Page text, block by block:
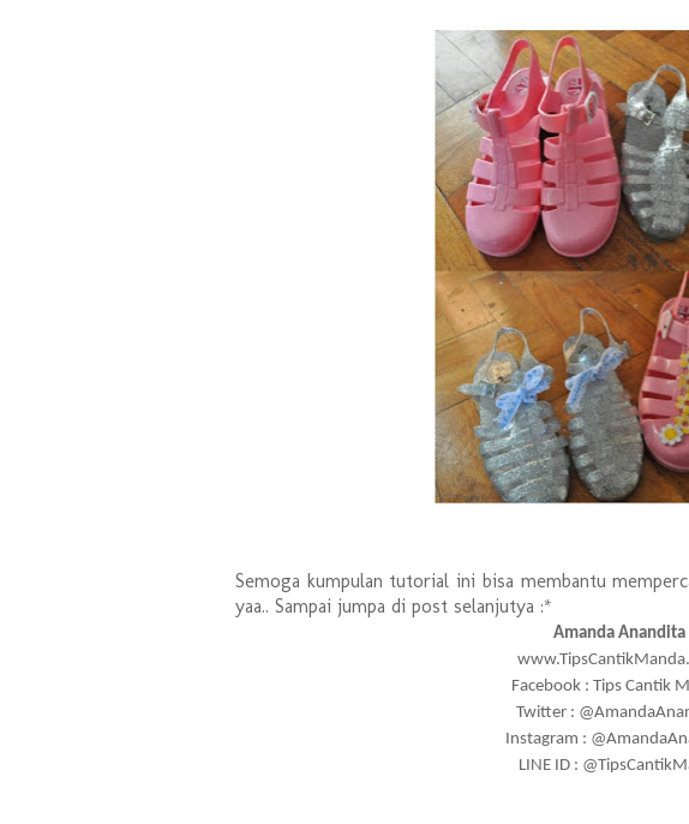
Semoga kumpulan tutorial ini bisa membantu
yaa.. Sampai jumpa di post selanjutya :*
Amanda Anandita
Facebook : Tips Cantik
Twitter :
Instagram :
LINE ID :